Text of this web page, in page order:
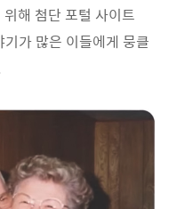
해 첨단 포털 사이트
가 많은 이들에게 뭉클